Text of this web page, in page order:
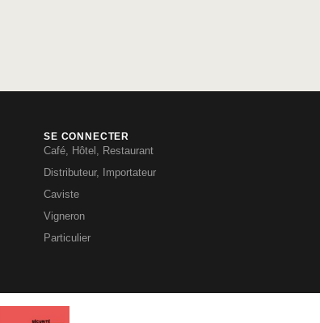
SE CONNECTER
Café, Hôtel, Restaurant
Distributeur, Importateur
Caviste
Vigneron
Particulier